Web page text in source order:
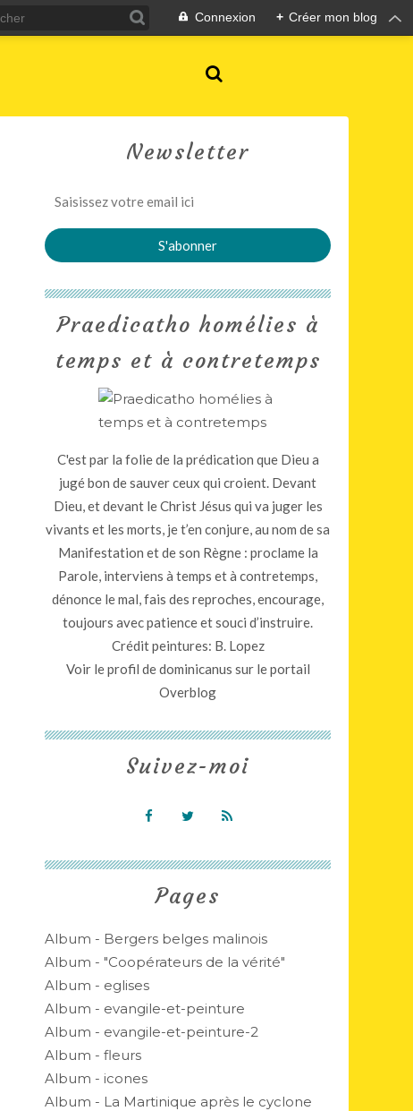
Connexion + Créer mon blog
Newsletter
Pages
Album - Bergers belges malinois
Album - "Coopérateurs de la vérité"
Album - eglises
Album - evangile-et-peinture
Album - evangile-et-peinture-2
Album - fleurs
Album - icones
Album - La Martinique après le cyclone
Praedicatho homélies à
temps et à contretemps
C'est par la folie de la prédication que Dieu a
jugé bon de sauver ceux qui croient. Devant
Dieu, et devant le Christ Jésus qui va juger les
vivants et les morts, je t’en conjure, au nom de sa
Manifestation et de son Règne : proclame la
Parole, interviens à temps et à contretemps,
dénonce le mal, fais des reproches, encourage,
toujours avec patience et souci d’instruire.
Crédit peintures: B. Lopez
Voir le profil dedominicanus sur le portail
Overblog
Suivez-moi